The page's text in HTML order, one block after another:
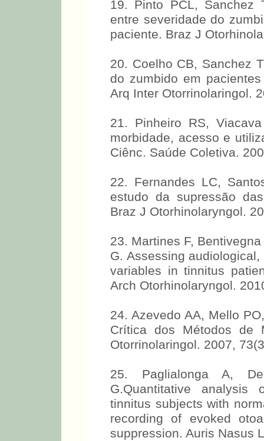
19. Pinto PCL, Sanchez
entre severidade do
paciente. Braz J
20. Coelho CB, Sanchez
do zumbido em
Arq Inter Otorrinolaringol.
21. Pinheiro RS,
morbidade, acesso e
Ciênc. Saúde Coletiva.
22. Fernandes LC,
estudo da supressão
Braz J Otorhinolaryngol.
23. Martines F,
Martinciglio G.
psychological
hearing loss. Eur Arch
24. Azevedo AA, Mello
Crítica dos Métodos de
25. Paglialonga A,
G.Quantitative
tinnitus subjects with
recording of evoked